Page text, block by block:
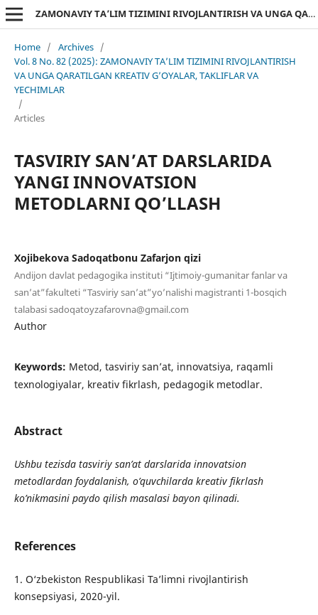
ZAMONAVIY TA’LIM TIZIMINI RIVOJLANTIRISH VA UNGA QARATILGAN KREATIV G’OYALAR, TAKLIFLAR VA YECHIMLAR
Home / Archives /
Vol. 8 No. 82 (2025): ZAMONAVIY TA’LIM TIZIMINI RIVOJLANTIRISH
VA UNGA QARATILGAN KREATIV G’OYALAR, TAKLIFLAR VA
YECHIMLAR
/
Articles
TASVIRIY SAN’AT DARSLARIDA
YANGI INNOVATSION
METODLARNI QO’LLASH
Xojibekova Sadoqatbonu Zafarjon qizi
Andijon davlat pedagogika instituti “Ijtimoiy-gumanitar fanlar va
san’at”fakulteti “Tasviriy san’at”yo’nalishi magistranti 1-bosqich
talabasi sadoqatoyzafarovna@gmail.com
Author
Keywords: Metod, tasviriy san’at, innovatsiya, raqamli
texnologiyalar, kreativ fikrlash, pedagogik metodlar.
Abstract
Ushbu tezisda tasviriy san’at darslarida innovatsion
metodlardan foydalanish, o’quvchilarda kreativ fikrlash
ko’nikmasini paydo qilish masalasi bayon qilinadi.
References
1. O‘zbekiston Respublikasi Ta’limni rivojlantirish
konsepsiyasi, 2020-yil.